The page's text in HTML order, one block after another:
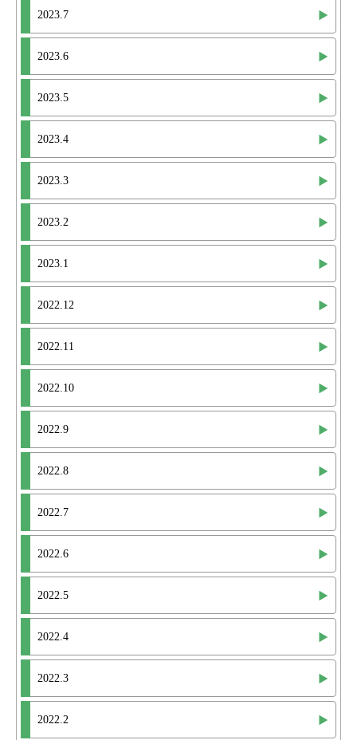
2023.7
2023.6
2023.5
2023.4
2023.3
2023.2
2023.1
2022.12
2022.11
2022.10
2022.9
2022.8
2022.7
2022.6
2022.5
2022.4
2022.3
2022.2